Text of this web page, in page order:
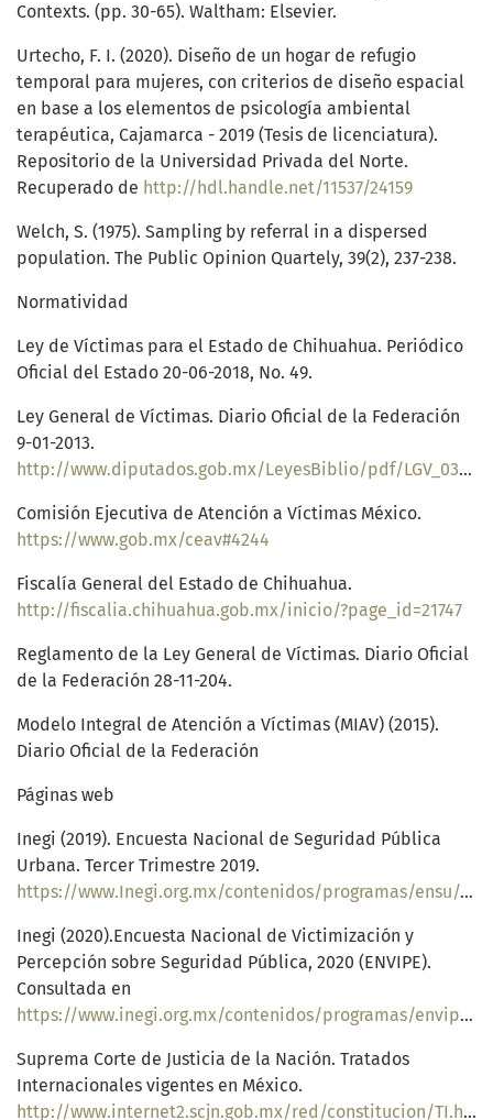
Contexts. (pp. 30-65). Waltham: Elsevier.
Urtecho, F. I. (2020). Diseño de un hogar de refugio
temporal para mujeres, con criterios de diseño espacial
en base a los elementos de psicología ambiental
terapéutica, Cajamarca - 2019 (Tesis de licenciatura).
Repositorio de la Universidad Privada del Norte.
Recuperado de http://hdl.handle.net/11537/24159
Welch, S. (1975). Sampling by referral in a dispersed
population. The Public Opinion Quartely, 39(2), 237-238.
Normatividad
Ley de Víctimas para el Estado de Chihuahua. Periódico
Oficial del Estado 20-06-2018, No. 49.
Ley General de Víctimas. Diario Oficial de la Federación
9-01-2013.
http://www.diputados.gob.mx/LeyesBiblio/pdf/LGV_030117.pdf
Comisión Ejecutiva de Atención a Víctimas México.
https://www.gob.mx/ceav#4244
Fiscalía General del Estado de Chihuahua.
http://fiscalia.chihuahua.gob.mx/inicio/?page_id=21747
Reglamento de la Ley General de Víctimas. Diario Oficial
de la Federación 28-11-204.
Modelo Integral de Atención a Víctimas (MIAV) (2015).
Diario Oficial de la Federación
Páginas web
Inegi (2019). Encuesta Nacional de Seguridad Pública
Urbana. Tercer Trimestre 2019.
https://www.Inegi.org.mx/contenidos/programas/ensu/doc/ensu2019_septiembre_presentacion_ejecutiva.pdf
Inegi (2020).Encuesta Nacional de Victimización y
Percepción sobre Seguridad Pública, 2020 (ENVIPE).
Consultada en
https://www.inegi.org.mx/contenidos/programas/envipe/2020/doc/envipe2020_presentacion_nacional.pdf
Suprema Corte de Justicia de la Nación. Tratados
Internacionales vigentes en México.
http://www.internet2.scjn.gob.mx/red/constitucion/TI.html